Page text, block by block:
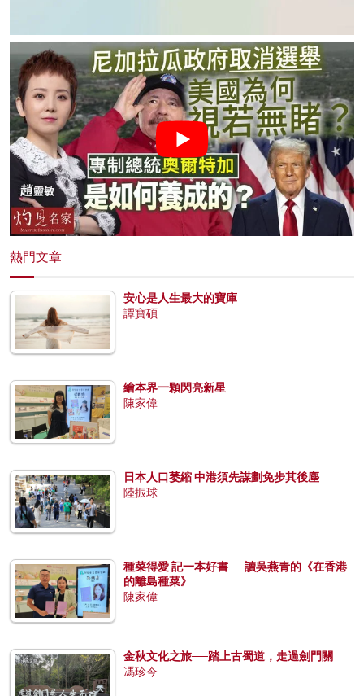
熱門文章
安心是人生最大的寶庫
譚寶碩
繪本界一顆閃亮新星
陳家偉
日本人口萎縮 中港須先謀劃免步其後塵
陸振球
種菜得愛 記一本好書──讀吳燕青的《在香港
的離島種菜》
陳家偉
金秋文化之旅──踏上古蜀道，走過劍門關
馮珍今